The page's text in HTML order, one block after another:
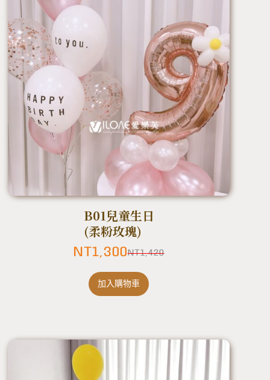
B01兒童生日
(柔粉玫瑰)
NT1,420
NT1,300
加入購物車